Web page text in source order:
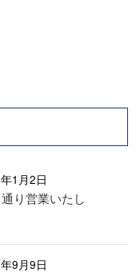
1月2日
り営業いたし
9月9日